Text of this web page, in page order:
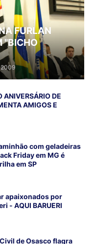
FURLAN
"BICHO
2009
ANIVERSÁRIO DE
AMIGOS E
com geladeiras
Friday em MG é
em SP
apaixonados por
- AQUI BARUERI
de Osasco flagra